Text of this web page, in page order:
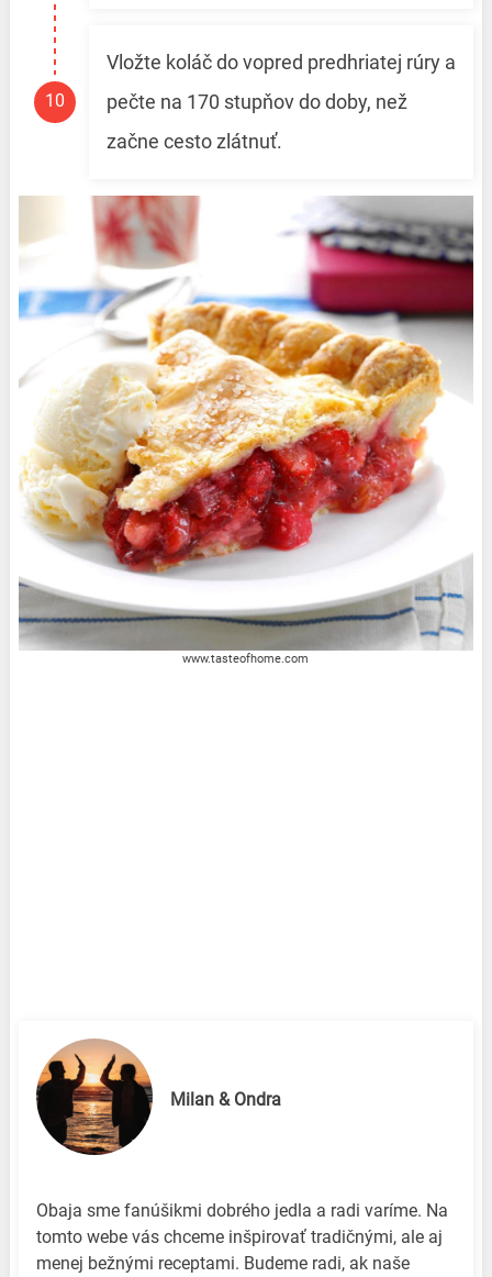
Vložte koláč do vopred predhriatej rúry a
pečte na 170 stupňov do doby, než
začne cesto zlátnuť.
www.tasteofhome.com
Milan & Ondra
Obaja sme fanúšikmi dobrého jedla a radi varíme. Na
tomto webe vás chceme inšpirovať tradičnými, ale aj
menej bežnými receptami. Budeme radi, ak naše